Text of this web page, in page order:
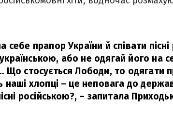
прапор України й співати
або не одягай його на
Що стосується Лободи, то одягати
наші хлопці – це неповага до
російською?, – запитала